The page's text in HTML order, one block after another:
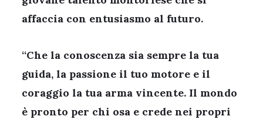
affaccia con entusiasmo al futuro.
“Che la conoscenza sia sempre la tua
guida, la passione il tuo motore e il
coraggio la tua arma vincente. Il mondo
è pronto per chi osa e crede nei propri